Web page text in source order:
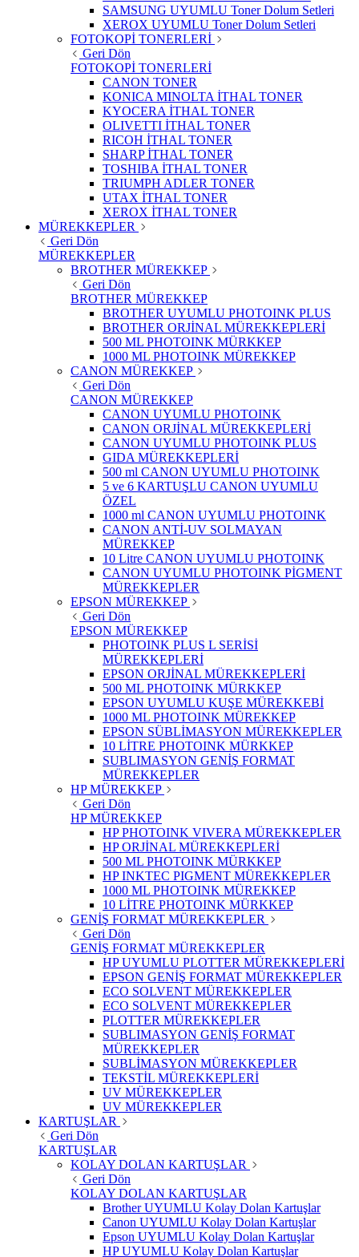
SAMSUNG UYUMLU Toner Dolum Setleri
XEROX UYUMLU Toner Dolum Setleri
FOTOKOPİ TONERLERİ
Geri Dön
FOTOKOPİ TONERLERİ
CANON TONER
KONICA MINOLTA İTHAL TONER
KYOCERA İTHAL TONER
OLIVETTI İTHAL TONER
RICOH İTHAL TONER
SHARP İTHAL TONER
TOSHIBA İTHAL TONER
TRIUMPH ADLER TONER
UTAX İTHAL TONER
XEROX İTHAL TONER
MÜREKKEPLER
Geri Dön
MÜREKKEPLER
BROTHER MÜREKKEP
Geri Dön
BROTHER MÜREKKEP
BROTHER UYUMLU PHOTOINK PLUS
BROTHER ORJİNAL MÜREKKEPLERİ
500 ML PHOTOINK MÜRKKEP
1000 ML PHOTOINK MÜREKKEP
CANON MÜREKKEP
Geri Dön
CANON MÜREKKEP
CANON UYUMLU PHOTOINK
CANON ORJİNAL MÜREKKEPLERİ
CANON UYUMLU PHOTOINK PLUS
GIDA MÜREKKEPLERİ
500 ml CANON UYUMLU PHOTOINK
5 ve 6 KARTUŞLU CANON UYUMLU
ÖZEL
1000 ml CANON UYUMLU PHOTOINK
CANON ANTİ-UV SOLMAYAN
MÜREKKEP
10 Litre CANON UYUMLU PHOTOINK
CANON UYUMLU PHOTOINK PİGMENT
MÜREKKEPLER
EPSON MÜREKKEP
Geri Dön
EPSON MÜREKKEP
PHOTOINK PLUS L SERİSİ
MÜREKKEPLERİ
EPSON ORJİNAL MÜREKKEPLERİ
500 ML PHOTOINK MÜRKKEP
EPSON UYUMLU KUŞE MÜREKKEBİ
1000 ML PHOTOINK MÜREKKEP
EPSON SÜBLİMASYON MÜREKKEPLER
10 LİTRE PHOTOINK MÜRKKEP
SUBLIMASYON GENİŞ FORMAT
MÜREKKEPLER
HP MÜREKKEP
Geri Dön
HP MÜREKKEP
HP PHOTOINK VIVERA MÜREKKEPLER
HP ORJİNAL MÜREKKEPLERİ
500 ML PHOTOINK MÜRKKEP
HP INKTEC PIGMENT MÜREKKEPLER
1000 ML PHOTOINK MÜREKKEP
10 LİTRE PHOTOINK MÜRKKEP
GENİŞ FORMAT MÜREKKEPLER
Geri Dön
GENİŞ FORMAT MÜREKKEPLER
HP UYUMLU PLOTTER MÜREKKEPLERİ
EPSON GENİŞ FORMAT MÜREKKEPLER
ECO SOLVENT MÜREKKEPLER
ECO SOLVENT MÜREKKEPLER
PLOTTER MÜREKKEPLER
SUBLIMASYON GENİŞ FORMAT
MÜREKKEPLER
SUBLİMASYON MÜREKKEPLER
TEKSTİL MÜREKKEPLERİ
UV MÜREKKEPLER
UV MÜREKKEPLER
KARTUŞLAR
Geri Dön
KARTUŞLAR
KOLAY DOLAN KARTUŞLAR
Geri Dön
KOLAY DOLAN KARTUŞLAR
Brother UYUMLU Kolay Dolan Kartuşlar
Canon UYUMLU Kolay Dolan Kartuşlar
Epson UYUMLU Kolay Dolan Kartuşlar
HP UYUMLU Kolay Dolan Kartuşlar